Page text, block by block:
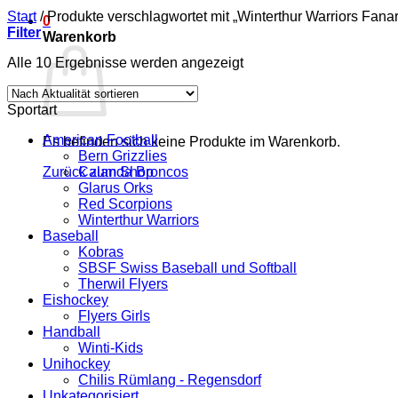
0
Warenkorb
Es befinden sich keine Produkte im Warenkorb.
Zurück zum Shop
Start /Produkte verschlagwortet mit „Winterthur Warriors
Filter
Alle 10 Ergebnisse werden angezeigtNach
Sportart
American Football
Bern Grizzlies
Calanda Broncos
Glarus Orks
Red Scorpions
Winterthur Warriors
Baseball
Kobras
SBSF Swiss Baseball und Softball
Therwil Flyers
Eishockey
Flyers Girls
Handball
Winti-Kids
Unihockey
Chilis Rümlang - Regensdorf